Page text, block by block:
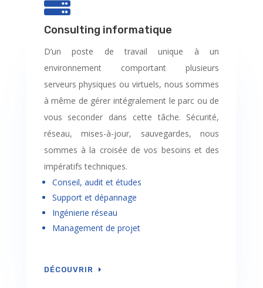
Consulting informatique
D’un poste de travail unique à un
environnement comportant plusieurs
serveurs physiques ou virtuels, nous sommes
à même de gérer intégralement le parc ou de
vous seconder dans cette tâche. Sécurité,
réseau, mises-à-jour, sauvegardes, nous
sommes à la croisée de vos besoins et des
impératifs techniques.
Conseil, audit et études
Support et dépannage
Ingénierie réseau
Management de projet
DÉCOUVRIR